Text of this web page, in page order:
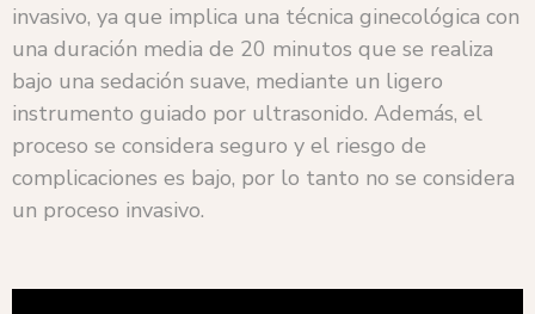
invasivo, ya que implica una técnica ginecológica con
una duración media de 20 minutos que se realiza
bajo una sedación suave, mediante un ligero
instrumento guiado por ultrasonido. Además, el
proceso se considera seguro y el riesgo de
complicaciones es bajo, por lo tanto no se considera
un proceso invasivo.